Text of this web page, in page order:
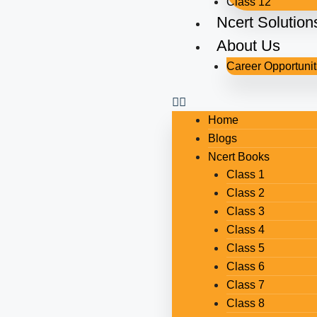
Ncert
About Us
Career
Home
Blogs
Ncert Books
Class 1
Class 2
Class 3
Class 4
Class 5
Class 6
Class 7
Class 8